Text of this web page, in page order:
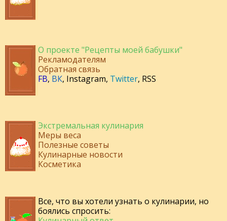
О проекте "Рецепты моей бабушки"
Рекламодателям
Обратная связь
FB, ВК, Instagram, Twitter, RSS
Экстремальная кулинария
Меры веса
Полезные советы
Кулинарные новости
Косметика
Все, что вы хотели узнать о кулинарии, но
боялись спросить: